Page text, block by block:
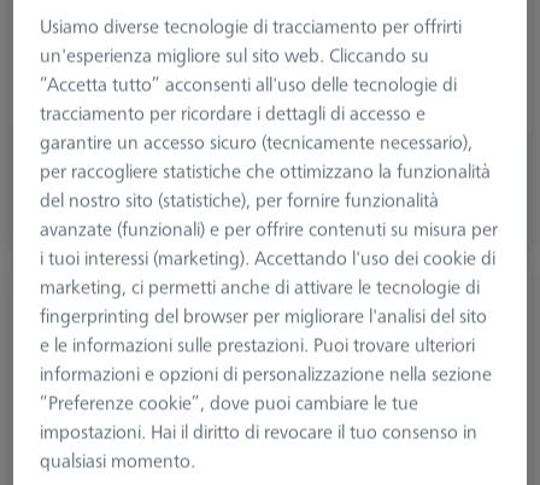
Lunghezza di misura (ML)
38,0 mm
Ø Stelo (DS)
1,5 mm
Tipologia di stilo
Diritto
47,96 €
più IVA
Disponibile a breve
Stilo diritto M2, DK0,7 L20,4
626120-0018-000
Usiamo diverse tecnologie di tracciamento per offrirti
un'esperienza migliore sul sito web. Cliccando su
“Accetta tutto” acconsenti all'uso delle tecnologie di
tracciamento per ricordare i dettagli di accesso e
garantire un accesso sicuro (tecnicamente necessario),
per raccogliere statistiche che ottimizzano la funzionalità
del nostro sito (statistiche), per fornire funzionalità
avanzate (funzionali) e per offrire contenuti su misura per
i tuoi interessi (marketing). Accettando l'uso dei cookie di
marketing, ci permetti anche di attivare le tecnologie di
fingerprinting del browser per migliorare l'analisi del sito
e le informazioni sulle prestazioni. Puoi trovare ulteriori
informazioni e opzioni di personalizzazione nella sezione
“Preferenze cookie”, dove puoi cambiare le tue
impostazioni. Hai il diritto di revocare il tuo consenso in
qualsiasi momento.